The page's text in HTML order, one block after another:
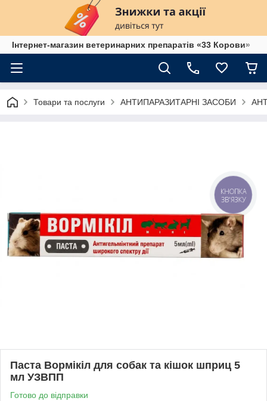
Інтернет-магазин ветеринарних препаратів «33 Корови»
Товари та послуги АНТИПАРАЗИТАРНІ ЗАСОБИ
Паста Вормікіл для собак та кішок шприц 5
мл УЗВПП
Готово до відправки
КНОПКА
ЗВ'ЯЗКУ